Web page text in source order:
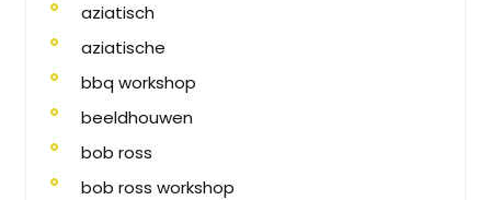
aziatisch
aziatische
bbq workshop
beeldhouwen
bob ross
bob ross workshop